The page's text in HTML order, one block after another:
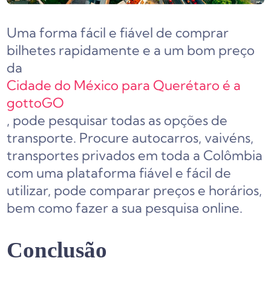
Uma forma fácil e fiável de comprar
bilhetes rapidamente e a um bom preço
da
Cidade do México para Querétaro é a
gottoGO
, pode pesquisar todas as opções de
transporte. Procure autocarros, vaivéns,
transportes privados em toda a Colômbia
com uma plataforma fiável e fácil de
utilizar, pode comparar preços e horários,
bem como fazer a sua pesquisa online.
Conclusão